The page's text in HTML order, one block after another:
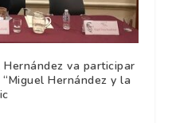
va participar
Hernández y la